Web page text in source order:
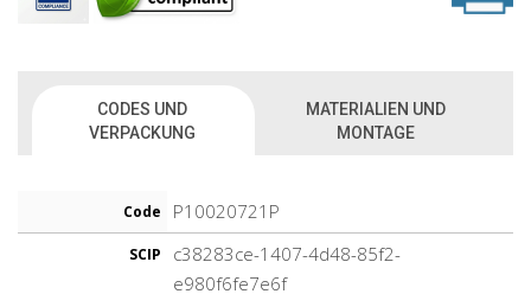
CODES UND
VERPACKUNG
MATERIALIEN UND
MONTAGE
Code P10020721P
SCIP
c38283ce-1407-4d48-85f2-
e980f6fe7e6f